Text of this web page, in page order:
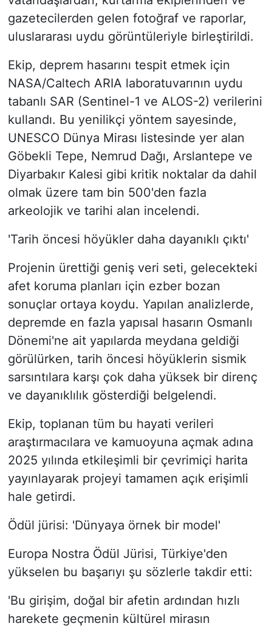
gazetecilerden gelen fotoğraf ve raporlar,
uluslararası uydu görüntüleriyle birleştirildi.
Ekip, deprem hasarını tespit etmek için
NASA/Caltech ARIA laboratuvarının uydu
tabanlı SAR (Sentinel-1 ve ALOS-2) verilerini
kullandı. Bu yenilikçi yöntem sayesinde,
UNESCO Dünya Mirası listesinde yer alan
Göbekli Tepe, Nemrud Dağı, Arslantepe ve
Diyarbakır Kalesi gibi kritik noktalar da dahil
olmak üzere tam bin 500'den fazla
arkeolojik ve tarihi alan incelendi.
'Tarih öncesi höyükler daha dayanıklı çıktı'
Projenin ürettiği geniş veri seti, gelecekteki
afet koruma planları için ezber bozan
sonuçlar ortaya koydu. Yapılan analizlerde,
depremde en fazla yapısal hasarın Osmanlı
Dönemi'ne ait yapılarda meydana geldiği
görülürken, tarih öncesi höyüklerin sismik
sarsıntılara karşı çok daha yüksek bir direnç
ve dayanıklılık gösterdiği belgelendi.
Ekip, toplanan tüm bu hayati verileri
araştırmacılara ve kamuoyuna açmak adına
2025 yılında etkileşimli bir çevrimiçi harita
yayınlayarak projeyi tamamen açık erişimli
hale getirdi.
Ödül jürisi: 'Dünyaya örnek bir model'
Europa Nostra Ödül Jürisi, Türkiye'den
yükselen bu başarıyı şu sözlerle takdir etti:
'Bu girişim, doğal bir afetin ardından hızlı
harekete geçmenin kültürel mirasın